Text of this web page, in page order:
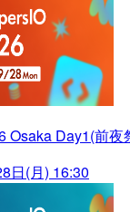
Osaka Day1(前
日(月) 16:30